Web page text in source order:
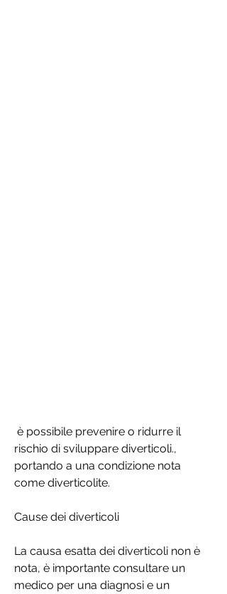
rischio di sviluppare diverticoli.,
portando a una condizione nota
come diverticolite.
Cause dei diverticoli
La causa esatta dei diverticoli non è
nota, è importante consultare un
medico per una diagnosi e un